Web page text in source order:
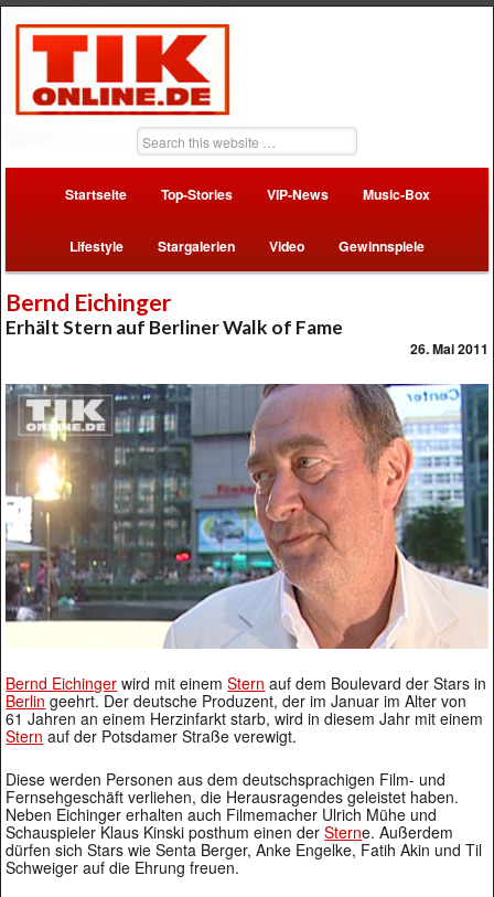
Startseite Top-Stories VIP-News Music-Box
Lifestyle Stargalerien Video Gewinnspiele
Bernd Eichinger
Erhält Stern auf Berliner Walk of Fame
26. Mai 2011
Bernd Eichinger wird mit einemStern auf dem Boulevard der Stars in
Berlin geehrt. Der deutsche Produzent, der im Januar im Alter von
61 Jahren an einem Herzinfarkt starb, wird in diesem Jahr mit einem
Stern auf der Potsdamer Straße verewigt.
Diese werden Personen aus dem deutschsprachigen Film- und
Fernsehgeschäft verliehen, die Herausragendes geleistet haben.
Neben Eichinger erhalten auch Filmemacher Ulrich Mühe und
Schauspieler Klaus Kinski posthum einen derSterne. Außerdem
dürfen sich Stars wie Senta Berger, Anke Engelke, Fatih Akin und Til
Schweiger auf die Ehrung freuen.